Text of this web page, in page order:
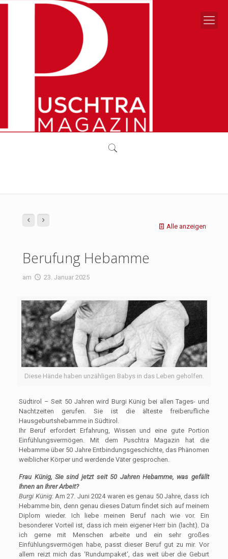
Alle anzeigen
Berufung Hebamme
am 23. Januar 2025
Diese Hände haben unzähligen Babys in das Leben geholfen.
Südtirol – Seit 50 Jahren wird Burgi Künig bei allen Tages- und
Nachtzeiten gerufen. Sie ist die älteste freiberufliche
Hausgeburtshebamme in Südtirol.
Ihr Beruf erfordert Erfahrung, Wissen und eine gute Portion
Einfühlungsvermögen. Mit dem Puschtra Magazin hat die
Hebamme über 50 Jahre Entbindungsgeschichte, das Phänomen
weiblicher Körper und werdende Väter gesprochen.
Frau Künig, Sie sind jetzt seit 50 Jahren Hebamme, was gefällt
Ihnen an Ihrer Arbeit?
Burgi Künig: Am 27. Juni 2024 waren es genau 50 Jahre, dass ich
Hebamme bin, denn genau dieses Datum findet sich auf meinem
Diplom wieder. Ich liebe meinen Beruf nach wie vor. Ein
besonderer Vorteil ist, dass ich mein eigener Herr bin (lacht). Da
ich gerne mit Menschen arbeite und ein sehr großes
Einfühlungsvermögen habe, passt dieser Beruf gut zu mir. Vor
allem reizt mich das ‘Rundumpaket‘, das weit über die Geburt